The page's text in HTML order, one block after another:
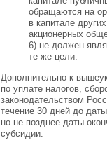
обращаются на
в капитале
акционерных
6) не должен
те же цели.
Дополнительно к
по уплате налогов,
законодательством
течение 30 дней до
но не позднее даты
субсидии.